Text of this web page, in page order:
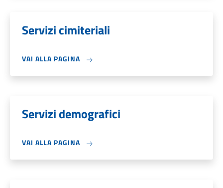
Servizi cimiteriali
VAI ALLA PAGINA
Servizi demografici
VAI ALLA PAGINA